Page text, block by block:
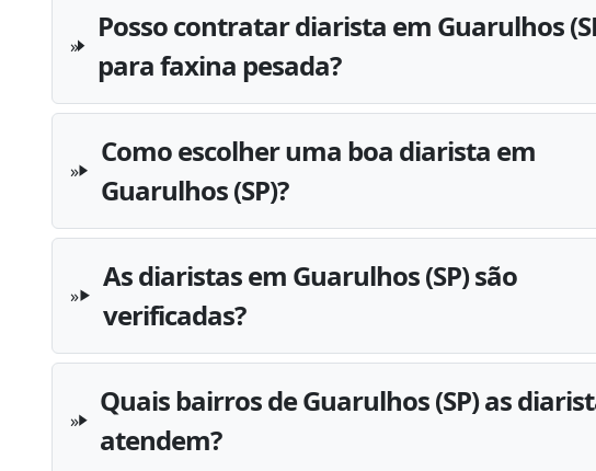
Posso contratar diarista em Guarulhos
para faxina pesada?
Como escolher uma boa diarista em
Guarulhos (SP)?
As diaristas em Guarulhos (SP) são
verificadas?
Quais bairros de Guarulhos (SP) as
atendem?